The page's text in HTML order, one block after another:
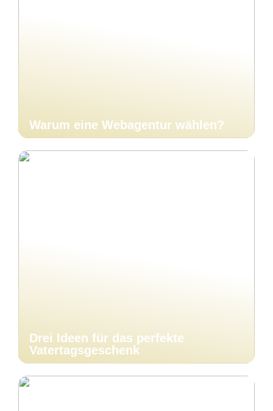
Warum eine Webagentur wählen?
Drei Ideen für das perfekte
Vatertagsgeschenk